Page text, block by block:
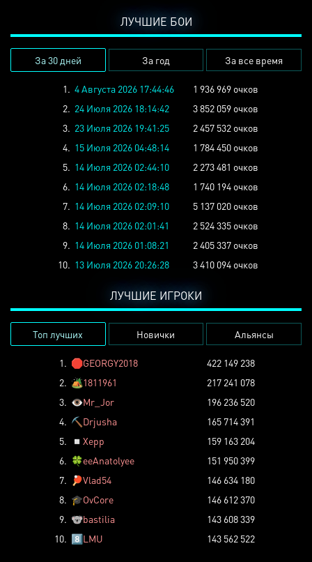
ЛУЧШИЕ БОИ
За 30 дней За год За все время
1. 4 Августа 2026 17:44:46
1 936 969 очков
2. 24 Июля 2026 18:14:42
3 852 059 очков
3. 23 Июля 2026 19:41:25
2 457 532 очков
4. 15 Июля 2026 04:48:14
1 784 450 очков
5. 14 Июля 2026 02:44:10
2 273 481 очков
6. 14 Июля 2026 02:18:48
1 740 194 очков
7. 14 Июля 2026 02:09:10
5 137 020 очков
8. 14 Июля 2026 02:01:41
2 524 335 очков
9. 14 Июля 2026 01:08:21
2 405 337 очков
10. 13 Июля 2026 20:26:28 3 410 094 очков
ЛУЧШИЕ ИГРОКИ
Топ лучших Новички Альянсы
1. 🛑GEORGY2018
422 149 238
2. 🏕️1811961
217 241 078
3. 👁️Mr_Jor
196 236 520
4. ⛏️ Drjusha
165 714 391
5.
◽ Xepp
159 163 204
6. 🍀eeAnatolyee
151 950 399
7.
🏓Vlad54
146 634 180
8. 🎓OvCore
146 612 370
9. 🐨bastilia
143 608 339
10. 8️⃣LMU 143 562 522